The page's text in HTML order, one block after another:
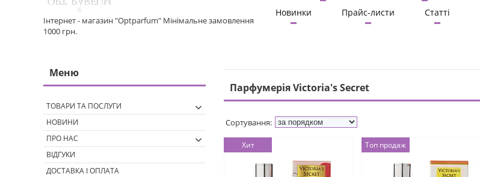
Інтернет - магазин "Optparfum" Мінімальне замовлення
1000 грн.
Новинки
Прайс-листи Статті
Парфумерія Victoria's Secret
Хит Топ продаж
ТОВАРИ ТА ПОСЛУГИ
НОВИНИ
ПРО НАС
ВІДГУКИ
ДОСТАВКА І ОПЛАТА